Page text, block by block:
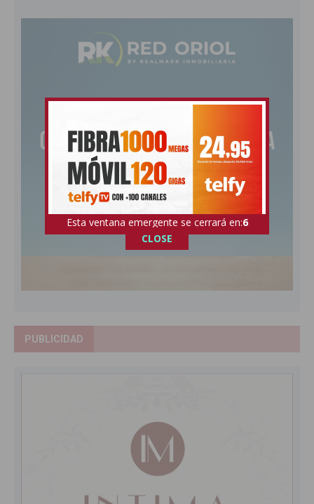
PUBLICIDAD
Esta ventana emergente se cerrará en:5
CLOSE